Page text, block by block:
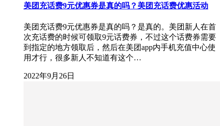
美团充话费9元优惠券是真的吗？美团充话费优惠活动
美团充话费9元优惠券是真的吗？是真的。美团新人在首
次充话费的时候可领取9元话费券，不过这个话费券需要
到指定的地方领取后，然后在美团app内手机充值中心使
用才行，很多新人不知道有这个…
2022年9月26日